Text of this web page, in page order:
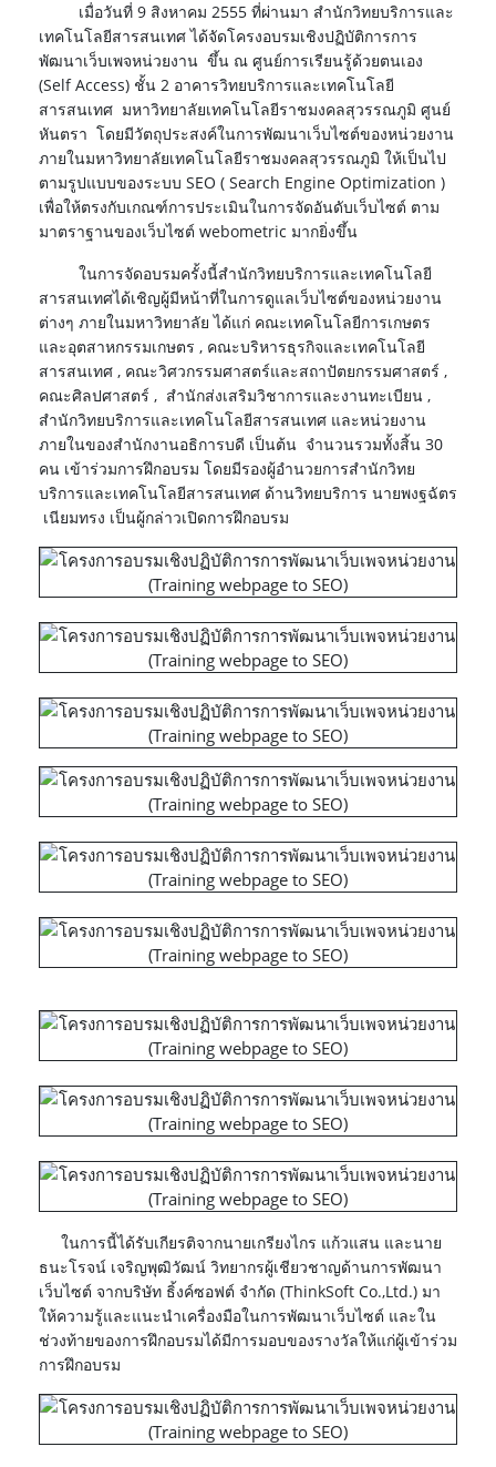
เมื่อวันที่ 9 สิงหาคม 2555 ที่ผ่านมา สำนักวิทยบริการและ
เทคโนโลยีสารสนเทศ ได้จัดโครงอบรมเชิงปฏิบัติการการ
พัฒนาเว็บเพจหน่วยงาน ขึ้น ณ ศูนย์การเรียนรู้ด้วยตนเอง
(Self Access) ชั้น 2 อาคารวิทยบริการและเทคโนโลยี
สารสนเทศ มหาวิทยาลัยเทคโนโลยีราชมงคลสุวรรณภูมิ ศูนย์
หันตรา โดยมีวัตถุประสงค์ในการพัฒนาเว็บไซต์ของหน่วยงาน
ภายในมหาวิทยาลัยเทคโนโลยีราชมงคลสุวรรณภูมิ ให้เป็นไป
ตามรูปแบบของระบบ SEO ( Search Engine Optimization )
เพื่อให้ตรงกับเกณฑ์การประเมินในการจัดอันดับเว็บไซต์ ตาม
มาตราฐานของเว็บไซต์ webometric มากยิ่งขึ้น
ในการจัดอบรมครั้งนี้สำนักวิทยบริการและเทคโนโลยี
สารสนเทศได้เชิญผู้มีหน้าที่ในการดูแลเว็บไซต์ของหน่วยงาน
ต่างๆ ภายในมหาวิทยาลัย ได้แก่ คณะเทคโนโลยีการเกษตร
และอุตสาหกรรมเกษตร , คณะบริหารธุรกิจและเทคโนโลยี
สารสนเทศ , คณะวิศวกรรมศาสตร์และสถาปัตยกรรมศาสตร์ ,
คณะศิลปศาสตร์ , สำนักส่งเสริมวิชาการและงานทะเบียน ,
สำนักวิทยบริการและเทคโนโลยีสารสนเทศ และหน่วยงาน
ภายในของสำนักงานอธิการบดี เป็นต้น จำนวนรวมทั้งสิ้น 30
คน เข้าร่วมการฝึกอบรม โดยมีรองผู้อำนวยการสำนักวิทย
บริการและเทคโนโลยีสารสนเทศ ด้านวิทยบริการ นายพงฐฉัตร
เนียมทรง เป็นผู้กล่าวเปิดการฝึกอบรม
ในการนี้ได้รับเกียรติจากนายเกรียงไกร แก้วแสน และนาย
ธนะโรจน์ เจริญพุฒิวัฒน์ วิทยากรผู้เชียวชาญด้านการพัฒนา
เว็บไซต์ จากบริษัท ธิ้งค์ซอฟต์ จำกัด (ThinkSoft Co.,Ltd.) มา
ให้ความรู้และแนะนำเครื่องมือในการพัฒนาเว็บไซต์ และใน
ช่วงท้ายของการฝึกอบรมได้มีการมอบของรางวัลให้แก่ผู้เข้าร่วม
การฝึกอบรม